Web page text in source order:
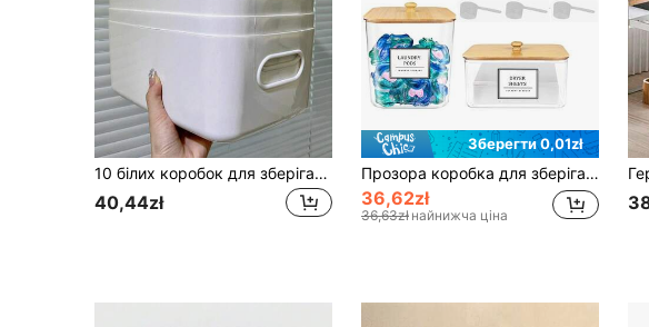
10 білих коробок для зберігання, білі штабельовані кошики-органайзери, для настільних закусок, штабельовані білі пластикові відра для зберігання з ручками, для організації хаосу на робочому столі, підходять для дитини, дитячої кімнати, книжкової полиці, ігрової кімнати, спальні, офісу, шафи, дому
40,44zł
Зберегти 0,01zł
Прозора коробка для зберігання бісеру для прального засобу, прозора організація та зберігання пральні, контейнер для прального порошку, з дерев'яною кришкою та маркованою ложкою
36,62zł
36,63zł найнижча ціна